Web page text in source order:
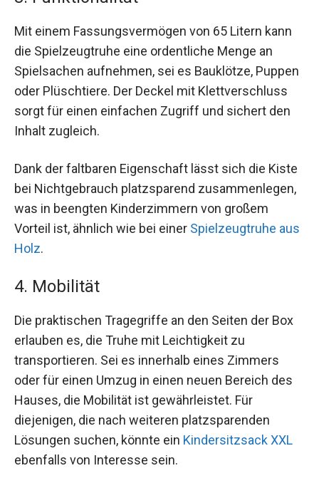
Mit einem Fassungsvermögen von 65 Litern kann
die Spielzeugtruhe eine ordentliche Menge an
Spielsachen aufnehmen, sei es Bauklötze, Puppen
oder Plüschtiere. Der Deckel mit Klettverschluss
sorgt für einen einfachen Zugriff und sichert den
Inhalt zugleich.
Dank der faltbaren Eigenschaft lässt sich die Kiste
bei Nichtgebrauch platzsparend zusammenlegen,
was in beengten Kinderzimmern von großem
Vorteil ist, ähnlich wie bei einer Spielzeugtruhe aus
Holz.
4. Mobilität
Die praktischen Tragegriffe an den Seiten der Box
erlauben es, die Truhe mit Leichtigkeit zu
transportieren. Sei es innerhalb eines Zimmers
oder für einen Umzug in einen neuen Bereich des
Hauses, die Mobilität ist gewährleistet. Für
diejenigen, die nach weiteren platzsparenden
Lösungen suchen, könnte ein Kindersitzsack XXL
ebenfalls von Interesse sein.